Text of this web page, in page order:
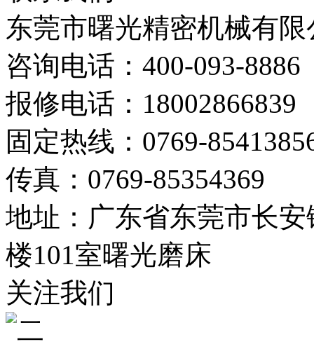
东莞市曙光精密机械有限
咨询电话：400-093-8886
报修电话：18002866839
固定热线：0769-
传真：0769-85354369
地址：广东省东莞市长
楼101室曙光磨床
关注我们